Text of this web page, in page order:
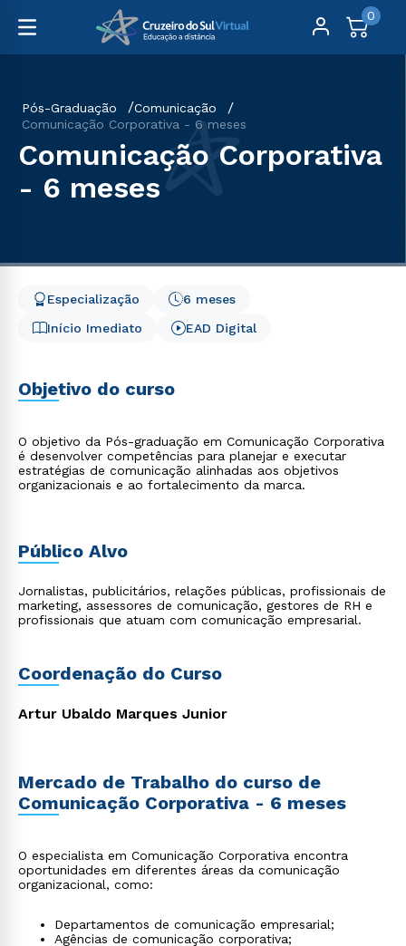
0
Pós-Graduação
Comunicação
Comunicação Corporativa - 6 meses
Comunicação Corporativa
- 6 meses
Início Imediato
6 meses
Especialização
EAD Digital
Objetivo do curso
O objetivo da Pós-graduação em Comunicação Corporativa
é desenvolver competências para planejar e executar
estratégias de comunicação alinhadas aos objetivos
organizacionais e ao fortalecimento da marca.
Público Alvo
Jornalistas, publicitários, relações públicas, profissionais de
marketing, assessores de comunicação, gestores de RH e
profissionais que atuam com comunicação empresarial.
Coordenação do Curso
Artur Ubaldo Marques Junior
Mercado de Trabalho do curso de
Comunicação Corporativa - 6 meses
O especialista em Comunicação Corporativa encontra
oportunidades em diferentes áreas da comunicação
organizacional, como:
Departamentos de comunicação empresarial;
Agências de comunicação corporativa;